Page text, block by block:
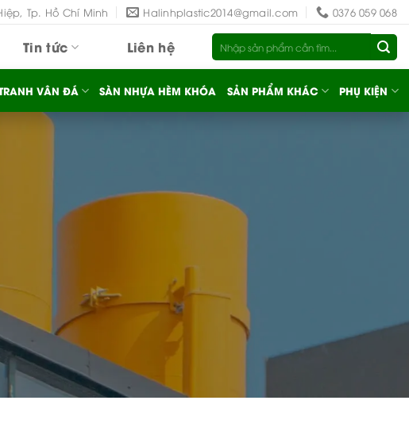
Tp. Hồ Chí Minh Halinhplastic2014@gmail.com 0376 059 068
Tin tức Liên hệ
Tìm
kiếm:
VÂN ĐÁ SÀN NHỰA HÈM KHÓA SẢN PHẨM KHÁC PHỤ KIỆN